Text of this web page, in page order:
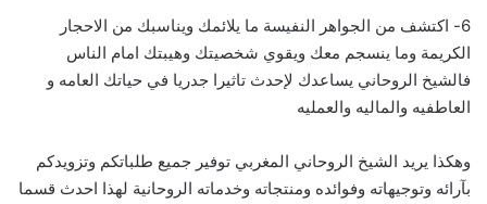
6- اكتشف من الجواهر النفيسة ما يلائمك ويناسبك من الاحجار
الكريمة وما ينسجم معك ويقوي شخصيتك وهيبتك امام الناس
فالشيخ الروحاني يساعدك لإحدث تاثيرا جدريا في حياتك العامه و
العاطفيه والماليه والعمليه
وهكذا يريد الشيخ الروحاني المغربي توفير جميع طلباتكم وتزويدكم
بآرائه وتوجيهاته وفوائده ومنتجاته وخدماته الروحانية لهذا احدث قسما